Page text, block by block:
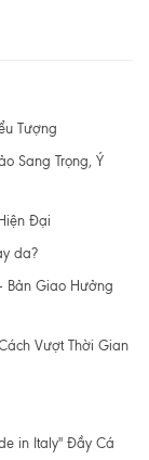
Tượng
Sang Trọng, Ý
Đại
da?
Bản Giao Hưởng
Vượt Thời Gian
in Italy" Đầy Cá